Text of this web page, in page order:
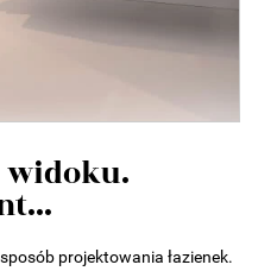
widoku.
projektowania łazienek.